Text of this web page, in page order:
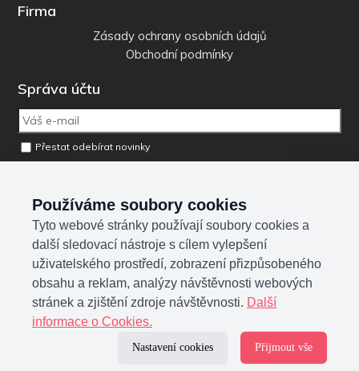
Firma
Zásady ochrany osobních údajů
Obchodní podmínky
Správa účtu
Přestat odebírat novinky
Sociální sítě
Používáme soubory cookies
Tyto webové stránky používají soubory cookies a
další sledovací nástroje s cílem vylepšení
uživatelského prostředí, zobrazení přizpůsobeného
obsahu a reklam, analýzy návštěvnosti webových
stránek a zjištění zdroje návštěvnosti. Další
informace o Cookies.
Nastavení cookies Přijmout vše